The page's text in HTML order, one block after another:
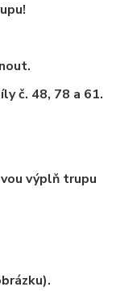
č. 48, 78 a 61.
výplň trupu